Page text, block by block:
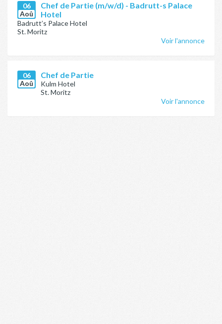
06
Aoû
Chef de Partie (m/w/d) - Badrutt-s Palace
Hotel
Badrutt’s Palace Hotel
St. Moritz
Voir l'annonce
06
Aoû
Chef de Partie
Kulm Hotel
St. Moritz
Voir l'annonce